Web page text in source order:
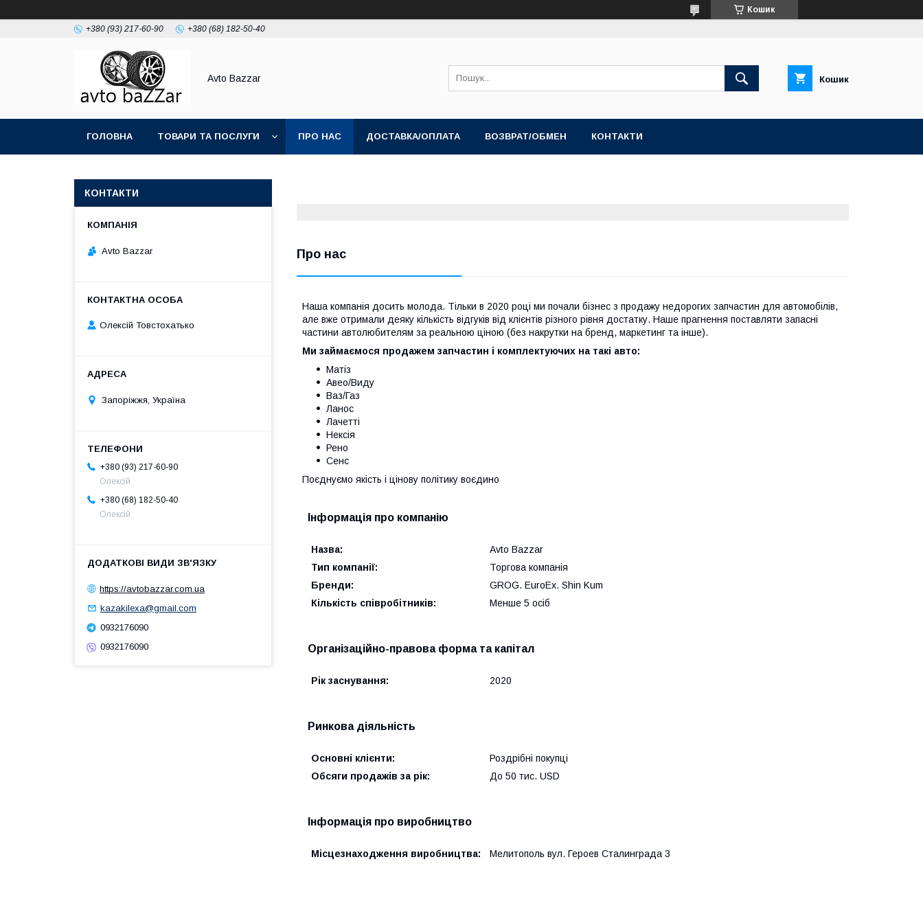
Кошик
+380 (93) 217-60-90 +380 (68) 182-50-40
Avto Bazzar Кошик
ГОЛОВНА ТОВАРИ ТА ПОСЛУГИ ПРО НАС ДОСТАВКА/ОПЛАТА ВОЗВРАТ/ОБМЕН КОНТАКТИ
Про нас
Наша компанія досить молода. Тільки в 2020 році ми почали бізнес з продажу недорогих запчастин для автомобілів,
але вже отримали деяку кількість відгуків від клієнтів різного рівня достатку. Наше прагнення поставляти запасні
частини автолюбителям за реальною ціною (без накрутки на бренд, маркетинг та інше).
Ми займаємося продажем запчастин і комплектуючих на такі авто:
Матіз
Авео/Виду
Ваз/Газ
Ланос
Лачетті
Нексія
Рено
Сенс
Поєднуємо якість і цінову політику воєдино
Інформація про компанію
Назва:
Avto Bazzar
Тип компанії:
Торгова компанія
Бренди:
GROG. EuroEx. Shin Kum
Кількість співробітників:
Менше 5 осіб
Організаційно-правова форма та капітал
Рік заснування: 2020
Ринкова діяльність
Основні клієнти:
Роздрібні покупці
Обсяги продажів за рік:
До 50 тис. USD
Інформація про виробництво
Місцезнаходження виробництва: Мелитополь вул. Героев Сталинграда 3
КОНТАКТИ
Avto Bazzar
Олексій Товстохатько
Запоріжжя, Україна
+380 (93) 217-60-90
Олексій
+380 (68) 182-50-40
Олексій
https://avtobazzar.com.ua
kazakilexa@gmail.com
0932176090
0932176090